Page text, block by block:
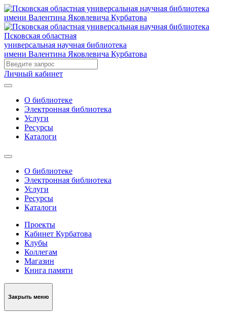
Псковская областная
универсальная научная библиотека
имени Валентина Яковлевича Курбатова
Личный кабинет
О библиотеке
Электронная библиотека
Услуги
Ресурсы
Каталоги
О библиотеке
Электронная библиотека
Услуги
Ресурсы
Каталоги
Проекты
Кабинет Курбатова
Клубы
Коллегам
Магазин
Книга памяти
Закрыть меню